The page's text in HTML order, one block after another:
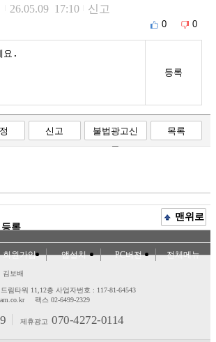
26.05.09 17:10 신고
0 0
등록
신고
불법광고신
고
목록
록
맨위로
회원가입 앱설치 PC버전 전체메뉴
김보배
림타워 11,12층 사업자번호 : 117-81-64543
팩스 02-6499-2329
제휴광고 070-4272-0114